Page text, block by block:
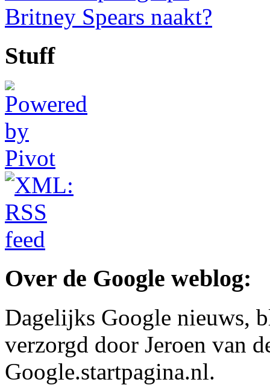
Britney Spears naakt?
Stuff
Over de Google weblog:
Dagelijks Google nieuws,
verzorgd door Jeroen van
Google.startpagina.nl.